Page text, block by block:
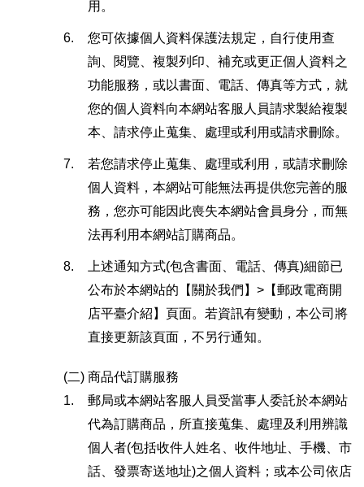
用。
6.
您可依據個人資料保護法規定，自行使用查
詢、閱覽、複製列印、補充或更正個人資料之
功能服務，或以書面、電話、傳真等方式，就
您的個人資料向本網站客服人員請求製給複製
本、請求停止蒐集、處理或利用或請求刪除。
7.
若您請求停止蒐集、處理或利用，或請求刪除
個人資料，本網站可能無法再提供您完善的服
務，您亦可能因此喪失本網站會員身分，而無
法再利用本網站訂購商品。
8.
上述通知方式(包含書面、電話、傳真)細節已
公布於本網站的【關於我們】>【郵政電商開
店平臺介紹】頁面。若資訊有變動，本公司將
直接更新該頁面，不另行通知。
(二) 商品代訂購服務
1.
郵局或本網站客服人員受當事人委託於本網站
代為訂購商品，所直接蒐集、處理及利用辨識
個人者(包括收件人姓名、收件地址、手機、市
話、發票寄送地址)之個人資料；或本公司依店